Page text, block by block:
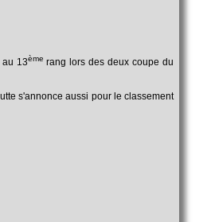
au 13ème rang lors des deux coupe du
s'annonce aussi pour le classement